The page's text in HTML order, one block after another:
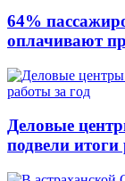
64%
оплачивают
Деловые
подвели итоги